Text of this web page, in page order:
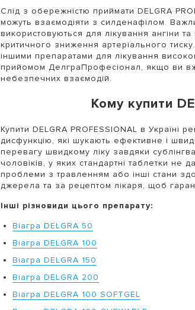
Слід з обережністю приймати DELGRA
можуть взаємодіяти з силденафілом.
використовуються для лікування ангіни
критичного зниження артеріального
іншими препаратами для лікування
прийомом ДелграПрофесіонал, якщо ви
небезпечних взаємодій.
Кому купити
Купити DELGRA PROFESSIONAL в Україні
дисфункцію, які шукають ефективне і
перевагу швидкому ліку завдяки
чоловіків, у яких стандартні таблетки
проблеми з травленням або інші стани
джерела та за рецептом лікаря, щоб
Інші різновиди цього препарату:
Віагра DELGRA 50
Віагра DELGRA 100
Віагра DELGRA 150
Віагра DELGRA 200
Віагра DELGRA 100 SOFTGEL